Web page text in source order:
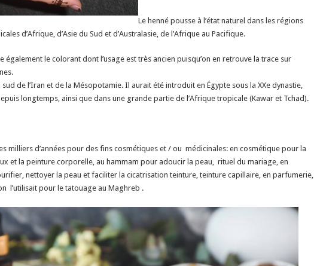
Le henné pousse à l’état naturel dans les régions
d’Afrique, d’Asie du Sud et d’Australasie, de l’Afrique au Pacifique.
également le colorant dont l’usage est très ancien puisqu’on en retrouve la trace sur
de l’Iran et de la Mésopotamie. Il aurait été introduit en Égypte sous la XXe dynastie,
longtemps, ainsi que dans une grande partie de l’Afrique tropicale (Kawar et Tchad).
milliers d’années pour des fins cosmétiques et / ou médicinales: en cosmétique pour la
et la peinture corporelle, au hammam pour adoucir la peau, rituel du mariage, en
nettoyer la peau et faciliter la cicatrisation teinture, teinture capillaire, en parfumerie,
l’utilisait pour le tatouage au Maghreb .